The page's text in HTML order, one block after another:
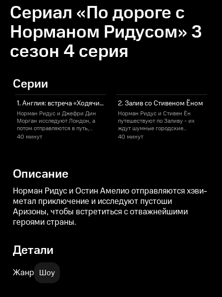
Сериал «По дороге с
Норманом Ридусом» 3
сезон 4 серия
Серии
1. Англия: встреча «‎Ходячих мертвецов»‎
Норман Ридус и Джефри Дин
Морган исследуют Лондон, а
потом отправляются в путь,
чтобы среди загадочных
40 минут
2. Залив со Стивеном Ёном
Норман Ридус и Стивен Ён
путешествуют по Заливу - их
ждут шумные городские
районы, безмятежные луга и
40 минут
Описание
Норман Ридус и Остин Амелио отправляются хэви-
метал приключение и исследуют пустоши
Аризоны, чтобы встретиться с отважнейшими
героями страны.
Детали
Жанр Шоу